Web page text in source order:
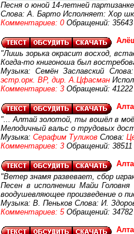
Песня о юной 14-летней партизанке
Слова: А. Барто Исполняет: Хор
Комментариев: 0 Обращений: 35643
"Лишь зорька окрасит восход,
Когда-то книгоноша был
Музыка: Семён Заславский
эстр.орк. ВР, дир. А.Цфасман
Комментариев: 3 Обращений: 41222
"... Алтай золотой, ты вошёл в моё
Мелодичный вальс о трудовых
Музыка: Серафим Туликов Слова:
Комментариев: 3 Обращений: 38511
"Ветер знамя развевает, сбор
Песен в исполнении Майи
воодушевляющее произведение о
Музыка: В. Пеньков Слова: И.
Комментариев: 5 Обращений: 34782